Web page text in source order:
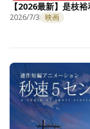
【2026最新】是枝
2026/7/3 映画